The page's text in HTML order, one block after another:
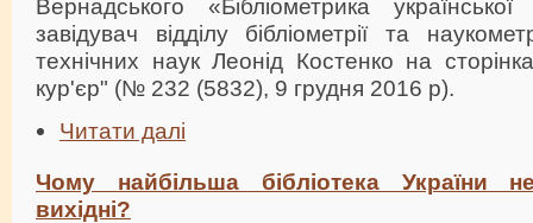
Вернадського «Бібліометрика
завідувач відділу бібліометрії та
технічних наук Леонід Костенко на
кур'єр" (№ 232 (5832), 9 грудня 2016 р).
Читати далі
Чому найбільша бібліотека України
вихідні?